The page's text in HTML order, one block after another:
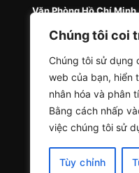
Chúng tôi coi
Chúng tôi sử dụng
web của bạn, hiển
nhân hóa và phân
Bằng cách nhấp
việc chúng tôi sử
Tùy chỉnh
Văn Phòng Hồ Chí Minh
Số 87 Đường A4
phố Hồ Chí Minh
+84 (0) 936 285 335